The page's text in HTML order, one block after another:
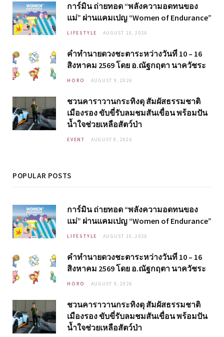
การ์มิน ถ่ายทอด “พลังความอดทนของ
แม่” ผ่านแคมเปญ “Women of Endurance”
LIFESTYLE AUGUST 10, 2026
คำทำนายดวงชะตาระหว่างวันที่ 10 – 16
สิงหาคม 2569 โดย อ.ณัฐกฤตา นาควัชระ
HORO AUGUST 9, 2026
ชวนคาราวานกระทิงดุ สัมผัสธรรมชาติ
เมืองรอง ขับขี่รับลมชมสันเขื่อน พร้อมปัน
น้ำใจช่วยเหลือสัตว์ป่า
EVENT AUGUST 9, 2026
POPULAR POSTS
การ์มิน ถ่ายทอด “พลังความอดทนของ
แม่” ผ่านแคมเปญ “Women of Endurance”
LIFESTYLE AUGUST 10, 2026
คำทำนายดวงชะตาระหว่างวันที่ 10 – 16
สิงหาคม 2569 โดย อ.ณัฐกฤตา นาควัชระ
HORO AUGUST 9, 2026
ชวนคาราวานกระทิงดุ สัมผัสธรรมชาติ
เมืองรอง ขับขี่รับลมชมสันเขื่อน พร้อมปัน
น้ำใจช่วยเหลือสัตว์ป่า